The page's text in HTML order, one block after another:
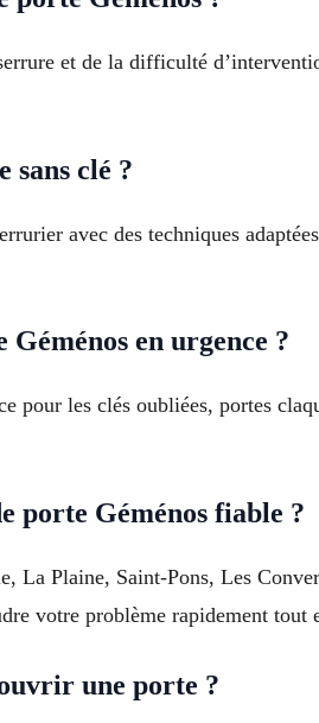
et de la difficulté
sans clé ?
avec des techniques
en urgence ?
pour les clés oubliées, portes
porte Géménos fiable ?
La Plaine, Saint-Pons, Les
votre problème rapidement tout
une porte ?